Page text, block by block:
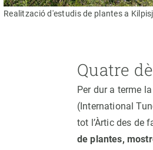
Realització d'estudis de plantes a
Quatre
Per dur a terme
(International
tot l’Àrtic des de
de plantes,